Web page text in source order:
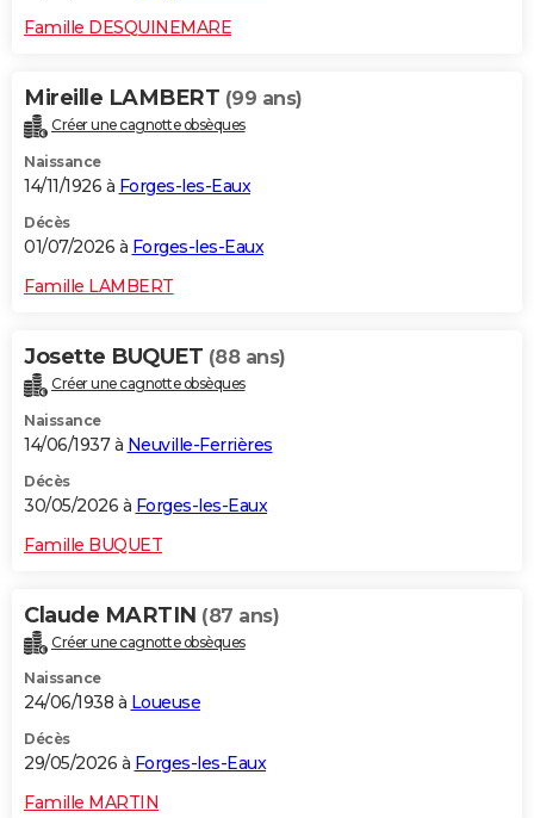
Famille DESQUINEMARE
Mireille LAMBERT (99 ans)
Créer une cagnotte obsèques
Naissance
14/11/1926 à Forges-les-Eaux
Décès
01/07/2026 à Forges-les-Eaux
Famille LAMBERT
Josette BUQUET (88 ans)
Créer une cagnotte obsèques
Naissance
14/06/1937 à Neuville-Ferrières
Décès
30/05/2026 à Forges-les-Eaux
Famille BUQUET
Claude MARTIN (87 ans)
Créer une cagnotte obsèques
Naissance
24/06/1938 à Loueuse
Décès
29/05/2026 à Forges-les-Eaux
Famille MARTIN